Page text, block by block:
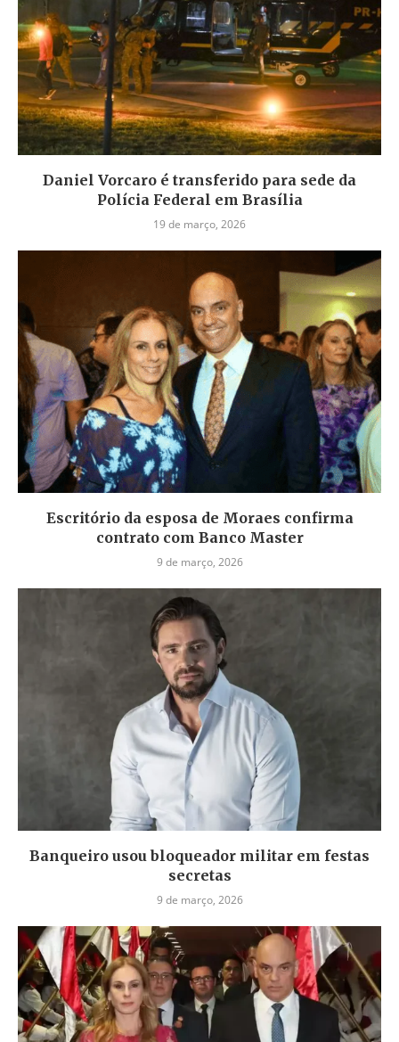
Daniel Vorcaro é transferido para sede da
Polícia Federal em Brasília
19 de março, 2026
Escritório da esposa de Moraes confirma
contrato com Banco Master
9 de março, 2026
Banqueiro usou bloqueador militar em festas
secretas
9 de março, 2026